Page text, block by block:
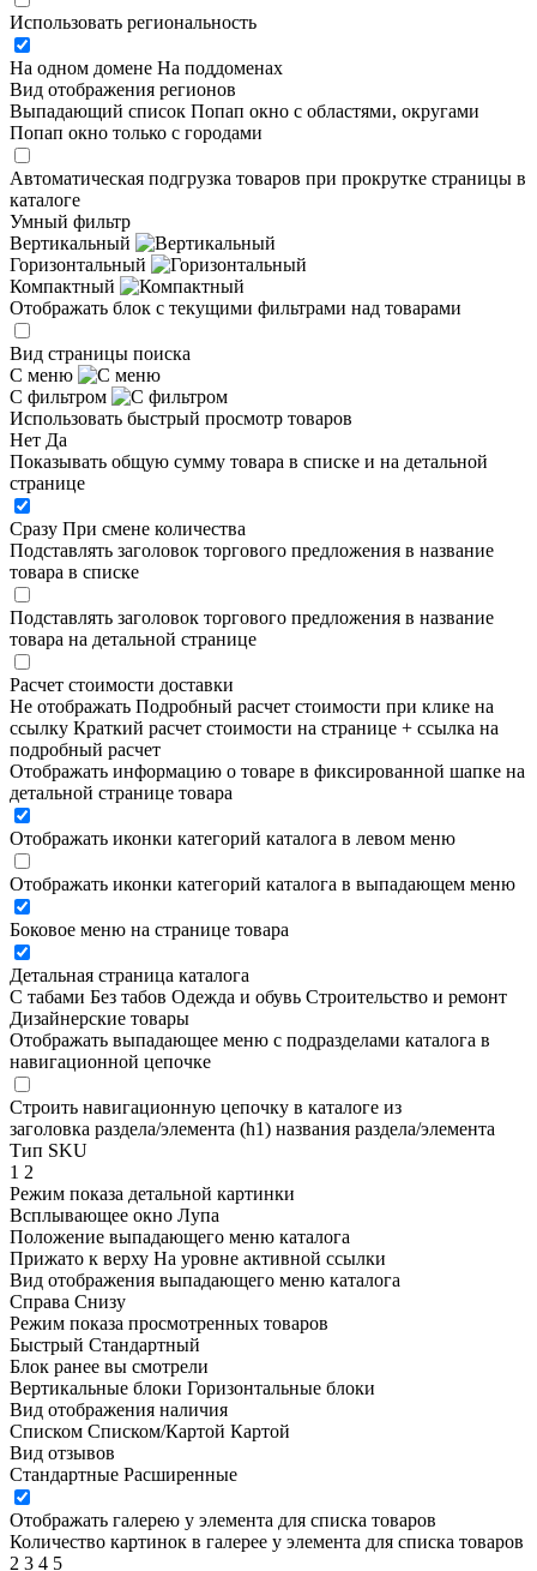
Использовать региональность
На одном домене На поддоменах
Вид отображения регионов
Выпадающий список Попап окно c областями, округами
Попап окно только с городами
Автоматическая подгрузка товаров при прокрутке страницы в
каталоге
Умный фильтр
Вертикальный
Горизонтальный
Компактный
Отображать блок с текущими фильтрами над товарами
Вид страницы поиска
С меню
С фильтром
Использовать быстрый просмотр товаров
Нет Да
Показывать общую сумму товара в списке и на детальной
странице
Сразу При смене количества
Подставлять заголовок торгового предложения в название
товара в списке
Подставлять заголовок торгового предложения в название
товара на детальной странице
Расчет стоимости доставки
Не отображать Подробный расчет стоимости при клике на
ссылку Краткий расчет стоимости на странице + ссылка на
подробный расчет
Отображать информацию о товаре в фиксированной шапке на
детальной странице товара
Отображать иконки категорий каталога в левом меню
Отображать иконки категорий каталога в выпадающем меню
Боковое меню на странице товара
Детальная страница каталога
С табами Без табов Одежда и обувь Строительство и ремонт
Дизайнерские товары
Отображать выпадающее меню с подразделами каталога в
навигационной цепочке
Строить навигационную цепочку в каталоге из
заголовка раздела/элемента (h1) названия раздела/элемента
Тип SKU
1 2
Режим показа детальной картинки
Всплывающее окно Лупа
Положение выпадающего меню каталога
Прижато к верху На уровне активной ссылки
Вид отображения выпадающего меню каталога
Справа Снизу
Режим показа просмотренных товаров
Быстрый Стандартный
Блок ранее вы смотрели
Вертикальные блоки Горизонтальные блоки
Вид отображения наличия
Списком Списком/Картой Картой
Вид отзывов
Стандартные Расширенные
Отображать галерею у элемента для списка товаров
Количество картинок в галерее у элемента для списка товаров
2 3 4 5